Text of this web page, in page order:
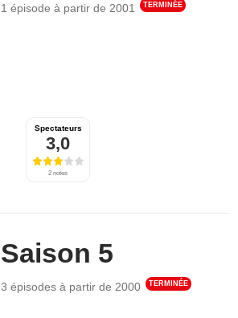
1 épisode à partir de2001 TERMINÉE
Spectateurs
3,0
2 notes
Saison 5
3 épisodes à partir de2000 TERMINÉE